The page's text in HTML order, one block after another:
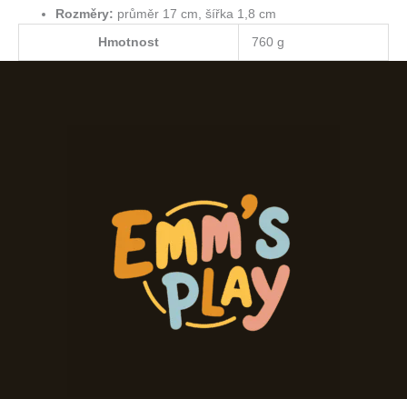
Rozměry: průměr 17 cm, šířka 1,8 cm
Hmotnost 760 g